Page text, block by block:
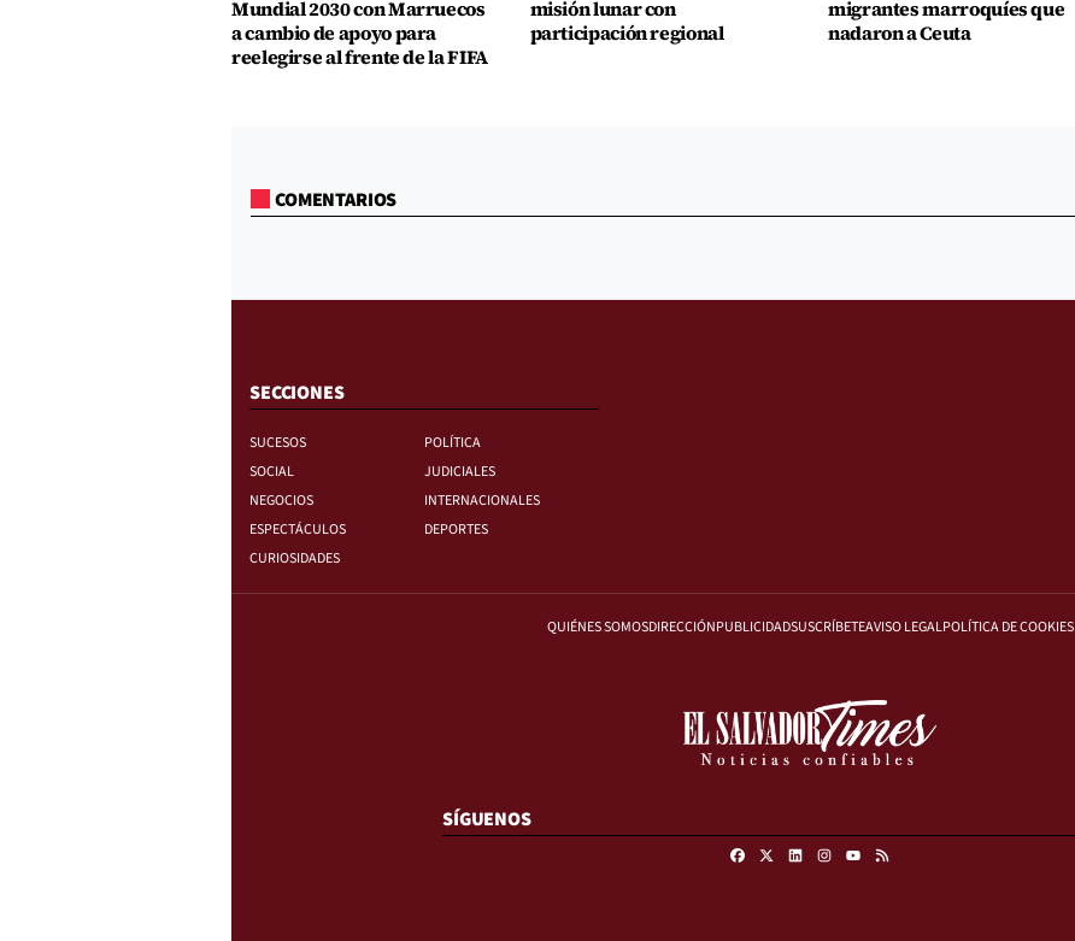
Mundial 2030 con Marruecos
a cambio de apoyo para
reelegirse al frente de la FIFA
misión lunar con
participación regional
migrantes marroquíes que
nadaron a Ceuta
COMENTARIOS
SECCIONES
SUCESOS
POLÍTICA
SOCIAL
JUDICIALES
NEGOCIOS
INTERNACIONALES
ESPECTÁCULOS
DEPORTES
CURIOSIDADES
QUIÉNES SOMOSDIRECCIÓNPUBLICIDADSUSCRÍBETEAVISO LEGALPOLÍTICA DE COOKIES
SÍGUENOS
FacebookLinkedinInstagram